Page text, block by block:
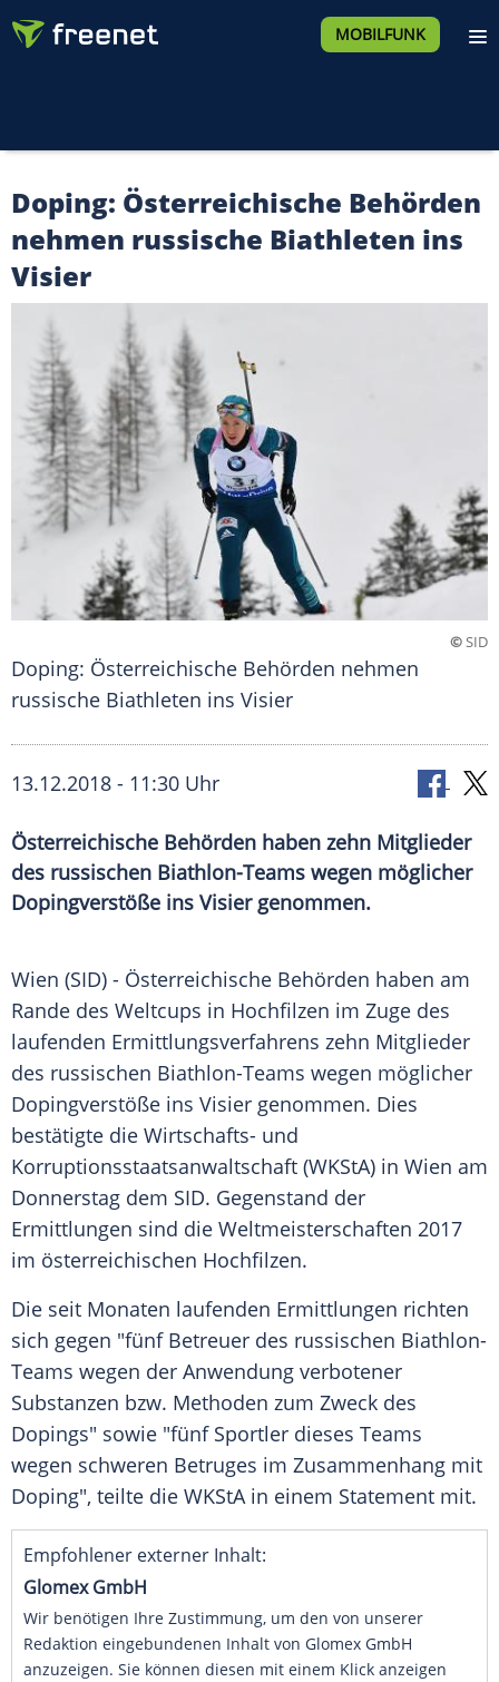
MOBILFUNK
Doping: Österreichische Behörden
nehmen russische Biathleten ins
Visier
©SID
Doping: Österreichische Behörden nehmen
russische Biathleten ins Visier
13.12.2018 - 11:30 Uhr
Österreichische Behörden haben zehn Mitglieder
des russischen Biathlon-Teams wegen möglicher
Dopingverstöße ins Visier genommen.
Wien (SID) - Österreichische Behörden haben am
Rande des Weltcups in Hochfilzen im Zuge des
laufenden Ermittlungsverfahrens zehn Mitglieder
des russischen Biathlon-Teams wegen möglicher
Dopingverstöße ins Visier genommen. Dies
bestätigte die Wirtschafts- und
Korruptionsstaatsanwaltschaft (WKStA) in Wien am
Donnerstag dem SID. Gegenstand der
Ermittlungen sind die Weltmeisterschaften 2017
im österreichischen Hochfilzen.
Die seit Monaten laufenden Ermittlungen richten
sich gegen "fünf Betreuer des russischen Biathlon-
Teams wegen der Anwendung verbotener
Substanzen bzw. Methoden zum Zweck des
Dopings" sowie "fünf Sportler dieses Teams
wegen schweren Betruges im Zusammenhang mit
Doping", teilte die WKStAin einem Statement mit.
Empfohlener externer Inhalt:
Glomex GmbH
Wir benötigen Ihre Zustimmung, um den von unserer
Redaktion eingebundenen Inhalt von Glomex GmbH
anzuzeigen. Sie können diesen mit einem Klick anzeigen